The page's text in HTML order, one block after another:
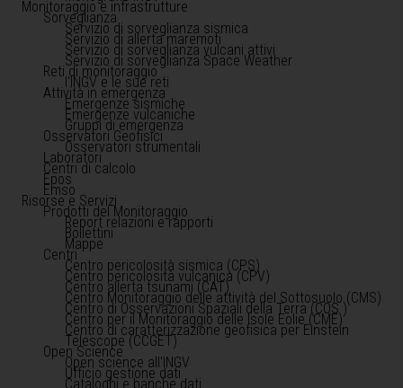
Monitoraggio e infrastrutture
Sorveglianza
Servizio di sorveglianza sismica
Servizio di allerta maremoti
Servizio di sorveglianza vulcani attivi
Servizio di sorveglianza Space Weather
Reti di monitoraggio
l'INGV e le sue reti
Attività in emergenza
Emergenze sismiche
Emergenze vulcaniche
Gruppi di emergenza
Osservatori Geofisici
Osservatori strumentali
Laboratori
Centri di calcolo
Epos
Emso
Risorse e Servizi
Prodotti del Monitoraggio
Report relazioni e rapporti
Bollettini
Mappe
Centri
Centro pericolosità sismica (CPS)
Centro pericolosità vulcanica (CPV)
Centro allerta tsunami (CAT)
Centro Monitoraggio delle attività del Sottosuolo (CMS)
Centro di Osservazioni Spaziali della Terra (COS )
Centro per il Monitoraggio delle Isole Eolie (CME)
Centro di caratterizzazione geofisica per Einstein
Telescope (CCGET)
Open Science
Open science all'INGV
Ufficio gestione dati
Cataloghi e banche dati